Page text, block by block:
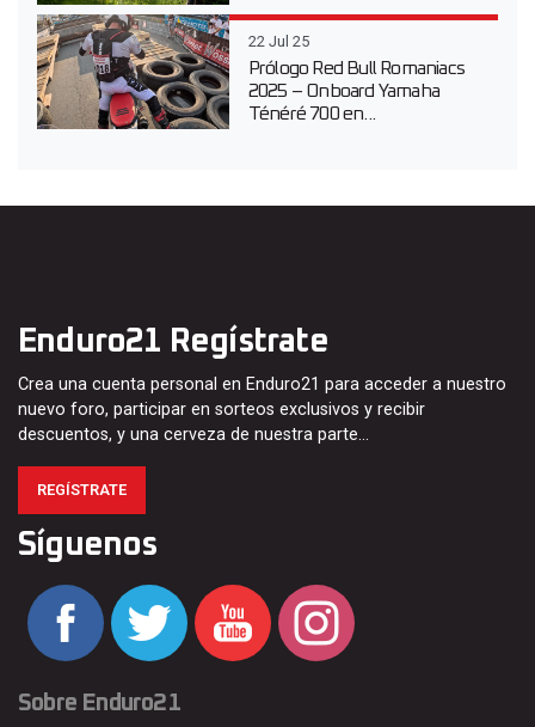
22 Jul 25
Prólogo Red Bull Romaniacs
2025 – Onboard Yamaha
Ténéré 700 en...
Enduro21 Regístrate
Crea una cuenta personal en Enduro21 para acceder a nuestro
nuevo foro, participar en sorteos exclusivos y recibir
descuentos, y una cerveza de nuestra parte…
REGÍSTRATE
Síguenos
Sobre Enduro21